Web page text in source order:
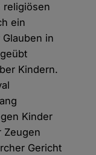
religiösen
ein
in
Kindern.
Kinder
Zeugen
Gericht